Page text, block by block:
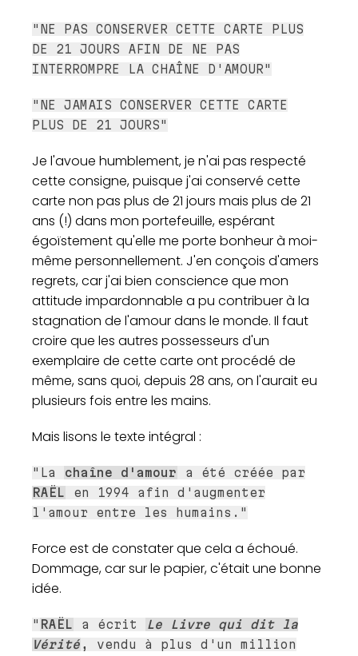
"NE PAS CONSERVER CETTE CARTE PLUS
DE 21 JOURS AFIN DE NE PAS
INTERROMPRE LA CHAÎNE D'AMOUR"
"NE JAMAIS CONSERVER CETTE CARTE
PLUS DE 21 JOURS"
Je l'avoue humblement, je n'ai pas respecté
cette consigne, puisque j'ai conservé cette
carte non pas plus de 21 jours mais plus de 21
ans (!) dans mon portefeuille, espérant
égoïstement qu'elle me porte bonheur à moi-
même personnellement. J'en conçois d'amers
regrets, car j'ai bien conscience que mon
attitude impardonnable a pu contribuer à la
stagnation de l'amour dans le monde. Il faut
croire que les autres possesseurs d'un
exemplaire de cette carte ont procédé de
même, sans quoi, depuis 28 ans, on l'aurait eu
plusieurs fois entre les mains.
Mais lisons le texte intégral :
"La chaîne d'amour
a été créée par
RAËL
en 1994 afin d'augmenter
l'amour entre les humains."
Force est de constater que cela a échoué.
Dommage, car sur le papier, c'était une bonne
idée.
" RAËL a écrit
Le Livre qui dit la
Vérité , vendu à plus d'un million